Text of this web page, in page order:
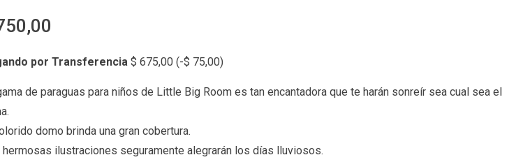
por Transferencia $ 675,00 (-$ 75,00)
de paraguas para niños de Little Big Room es tan encantadora que te harán sonreír sea cual sea el
domo brinda una gran cobertura.
hermosas ilustraciones seguramente alegrarán los días lluviosos.